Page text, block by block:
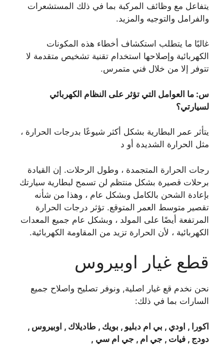
يتفاعل مع وظائف المركبة بما في ذلك المستشعرات
والفرامل والتوجيه والمزيد.
غالبًا ما يتطلب استكشاف أخطاء هذه المكونات
الكهربائية وإصلاحها استخدام تقنية تشخيص متقدمة لا
تتوفر إلا من خلال فني متمرس.
س: ما العوامل التي تؤثر على النظام الكهربائي
لسيارتي؟
يتأثر عمر البطارية بشكل أكثر شيوعًا بدرجات الحرارة ،
مثل الحرارة الشديدة أو د
رجات الحرارة المتجمدة ، وطول الرحلات. إن القيادة
برحلات قصيرة بشكل منتظم لن تسمح لبطارية سيارتك
بإعادة الشحن بالكامل وبشكل عام ، وهذا من شأنه
تقصير متوسط ​​العمر المتوقع. تؤثر درجات الحرارة
المرتفعة أيضًا على المولد ، وبشكل عام جميع المعدات
الكهربائية ، لأن الحرارة تزيد من المقاومة الكهربائية.
قطع غيار اوبيروس
نحن نخدم قع غيار اصلية, ونوفر تصليح واصلاح جميع
السارات بما في ذلك:
اكورا , اودي , بي ام دبليو , بويك , طاديلاك , اوبيروس ,
دودج , فيات , جي ام , جي ام سي ,